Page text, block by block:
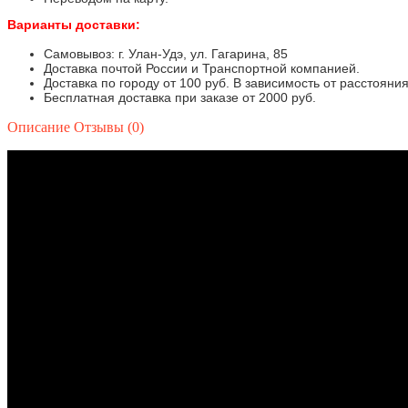
Варианты доставки:
Самовывоз: г. Улан-Удэ, ул. Гагарина, 85
Доставка почтой России и Транспортной компанией.
Доставка по городу от 100 руб. В зависимость от
Бесплатная доставка при заказе от 2000 руб.
Описание Отзывы (0)